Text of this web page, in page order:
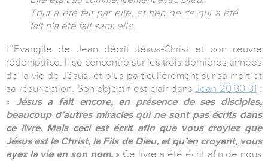
Tout a été fait par elle, et rien de ce qui a été
fait n’a été fait sans elle.
L’Evangile de Jean décrit Jésus-Christ et son œuvre
rédemptrice. Il se concentre sur les trois dernières années
de la vie de Jésus, et plus particulièrement sur sa mort et
sa résurrection. Son objectif est clair dansJean 20.30-31 :
« Jésus a fait encore, en présence de ses disciples,
beaucoup d’autres miracles qui ne sont pas écrits dans
ce livre. Mais ceci est écrit afin que vous croyiez que
Jésus est le Christ, le Fils de Dieu, et qu’en croyant, vous
ayez la vie en son nom. » Ce livre a été écrit afin de nous